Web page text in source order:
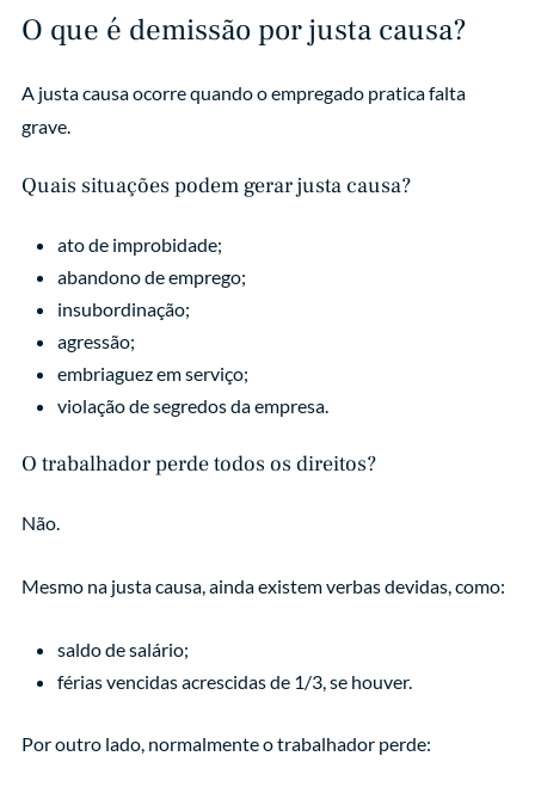
O que é demissão por justa causa?
A justa causa ocorre quando o empregado pratica falta
grave.
Quais situações podem gerar justa causa?
ato de improbidade;
abandono de emprego;
insubordinação;
agressão;
embriaguez em serviço;
violação de segredos da empresa.
O trabalhador perde todos os direitos?
Não.
Mesmo na justa causa, ainda existem verbas devidas, como:
saldo de salário;
férias vencidas acrescidas de 1/3, se houver.
Por outro lado, normalmente o trabalhador perde: